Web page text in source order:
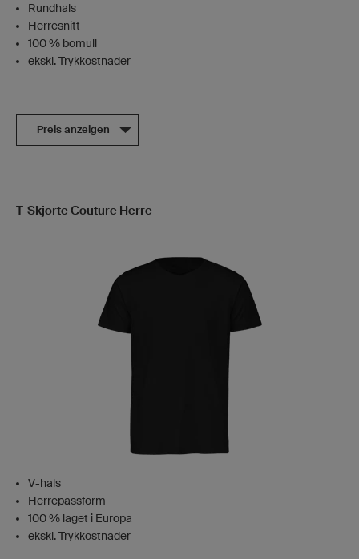
Rundhals
Herresnitt
100 % bomull
ekskl. Trykkostnader
Preis anzeigen
T-Skjorte Couture Herre
V-hals
Herrepassform
100 % laget i Europa
ekskl. Trykkostnader